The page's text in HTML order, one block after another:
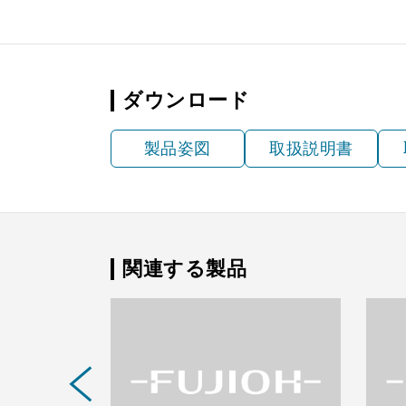
ダウンロード
製品姿図 取扱説明書
関連する製品